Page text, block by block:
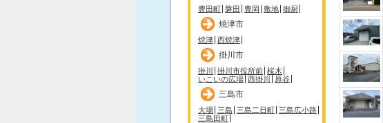
豊田町 磐田 豊岡 敷地 御厨
焼津市
焼津 西焼津
掛川市
掛川 掛川市役所前 桜木
いこいの広場 西掛川 原谷
三島市
大場 三島 三島二日町 三島広小路
三島田町